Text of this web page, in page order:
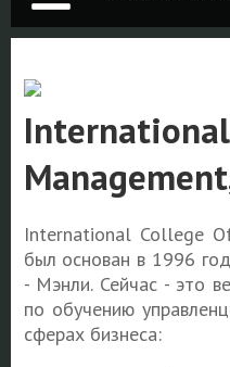
International College
был основан в 1996
- Мэнли. Сейчас - это
по обучению
сферах бизнеса: